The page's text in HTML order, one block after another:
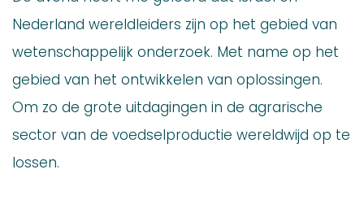
Nederland wereldleiders zijn op het gebied van
wetenschappelijk onderzoek. Met name op het
gebied van het ontwikkelen van oplossingen.
Om zo de grote uitdagingen in de agrarische
sector van de voedselproductie wereldwijd op te
lossen.